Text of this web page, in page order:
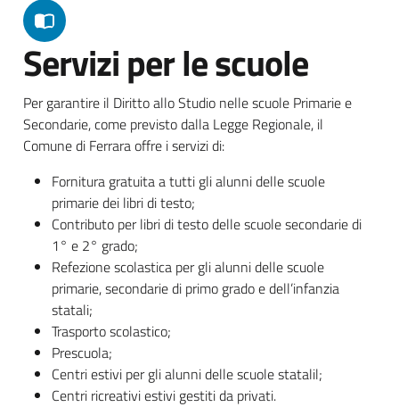
Servizi per le scuole
Per garantire il Diritto allo Studio nelle scuole Primarie e
Secondarie, come previsto dalla Legge Regionale, il
Comune di Ferrara offre i servizi di:
Fornitura gratuita a tutti gli alunni delle scuole
primarie dei libri di testo;
Contributo per libri di testo delle scuole secondarie di
1° e 2° grado;
Refezione scolastica per gli alunni delle scuole
primarie, secondarie di primo grado e dell’infanzia
statali;
Trasporto scolastico;
Prescuola;
Centri estivi per gli alunni delle scuole statalil;
Centri ricreativi estivi gestiti da privati.